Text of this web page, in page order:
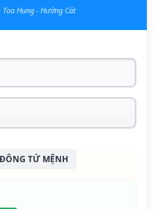
Hung - Hướng Cát
ĐÔNG TỨ MỆNH